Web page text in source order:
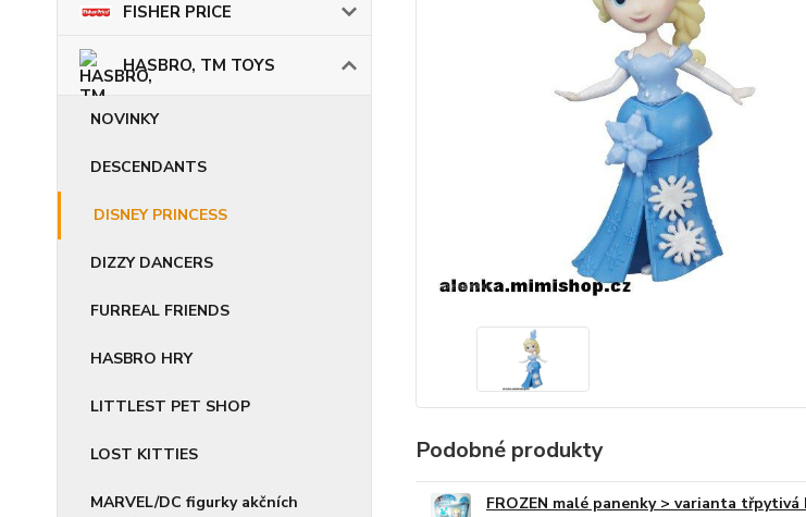
FISHER PRICE
HASBRO, TM TOYS
NOVINKY
DESCENDANTS
DISNEY PRINCESS
DIZZY DANCERS
FURREAL FRIENDS
HASBRO HRY
LITTLEST PET SHOP
LOST KITTIES
MARVEL/DC figurky akčních
Podobné produkty
FROZEN malé panenky > varianta třpytivá